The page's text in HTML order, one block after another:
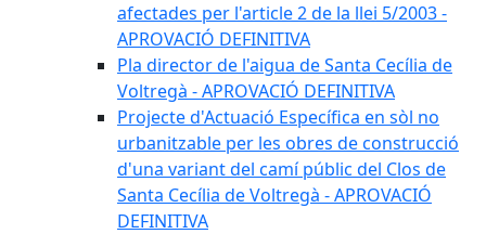
afectades per l'article 2 de la llei 5/2003 -
APROVACIÓ DEFINITIVA
Pla director de l'aigua de Santa Cecília de
Voltregà - APROVACIÓ DEFINITIVA
Projecte d'Actuació Específica en sòl no
urbanitzable per les obres de construcció
d'una variant del camí públic del Clos de
Santa Cecília de Voltregà - APROVACIÓ
DEFINITIVA